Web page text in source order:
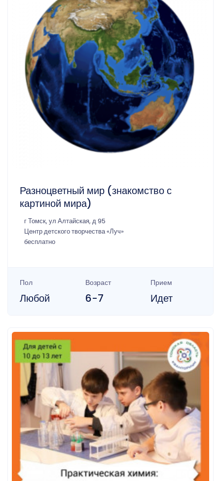
Разноцветный мир (знакомство с
картиной мира)
г Томск, ул Алтайская, д 95
Центр детского творчества «Луч»
бесплатно
Пол
Любой
Возраст
6-7
Прием
Идет